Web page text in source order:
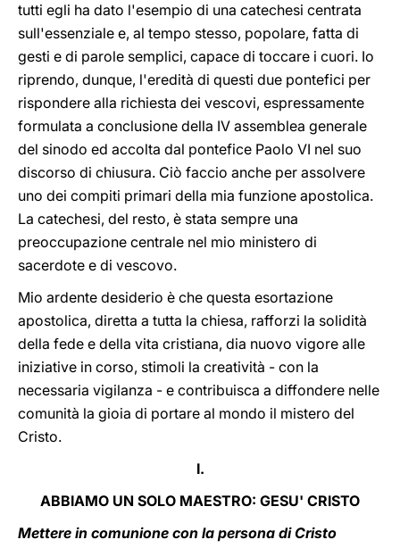
tutti egli ha dato l'esempio di una catechesi centrata
sull'essenziale e, al tempo stesso, popolare, fatta di
gesti e di parole semplici, capace di toccare i cuori. Io
riprendo, dunque, l'eredità di questi due pontefici per
rispondere alla richiesta dei vescovi, espressamente
formulata a conclusione della IV assemblea generale
del sinodo ed accolta dal pontefice Paolo VI nel suo
discorso di chiusura. Ciò faccio anche per assolvere
uno dei compiti primari della mia funzione apostolica.
La catechesi, del resto, è stata sempre una
preoccupazione centrale nel mio ministero di
sacerdote e di vescovo.
Mio ardente desiderio è che questa esortazione
apostolica, diretta a tutta la chiesa, rafforzi la solidità
della fede e della vita cristiana, dia nuovo vigore alle
iniziative in corso, stimoli la creatività - con la
necessaria vigilanza - e contribuisca a diffondere nelle
comunità la gioia di portare al mondo il mistero del
Cristo.
I.
ABBIAMO UN SOLO MAESTRO: GESU' CRISTO
Mettere in comunione con la persona di Cristo